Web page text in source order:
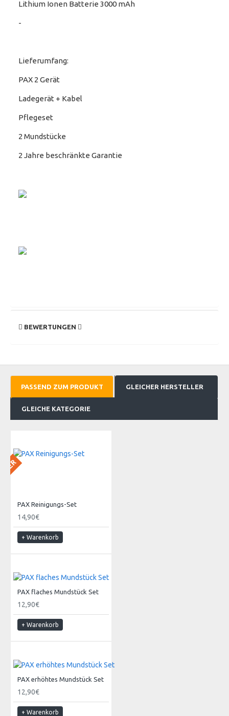
Lithium Ionen Batterie 3000 mAh
-
Lieferumfang:
PAX 2 Gerät
Ladegerät + Kabel
Pflegeset
2 Mundstücke
2 Jahre beschränkte Garantie
BEWERTUNGEN
PASSEND ZUM PRODUKT GLEICHER HERSTELLER
GLEICHE KATEGORIE
PAX Reinigungs-Set
14,90€
+ Warenkorb
PAX flaches Mundstück Set
12,90€
+ Warenkorb
PAX erhöhtes Mundstück Set
12,90€
+ Warenkorb